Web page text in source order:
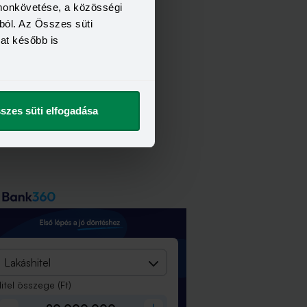
a közösségi
Az Összes süti
később is
süti elfogadása
Lakáshitel
összege (Ft)